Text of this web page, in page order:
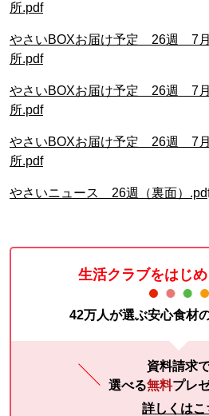
所.pdf
やさいBOXお届け予定 26週 7
所.pdf
やさいBOXお届け予定 26週 7
所.pdf
やさいBOXお届け予定 26週 7
所.pdf
やさいニュース 26週（裏面）.pd
生活クラブをはじ
42万人が選ぶ安心食材
資料請求
選べる無料プレ
詳しくはこ